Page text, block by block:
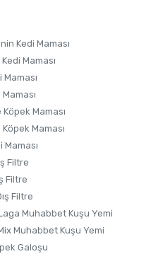
Kedi Maması
Maması
Maması
Maması
Maması
Maması
Filtre
Filtre
Filtre
Muhabbet Kuşu Yemi
Muhabbet Kuşu Yemi
Galoşu